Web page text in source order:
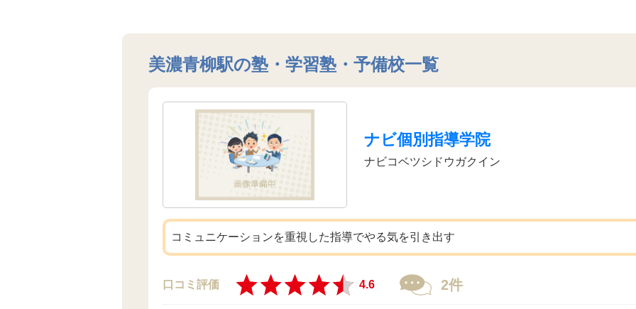
美濃青柳駅の塾・学習塾・予備校一覧
ナビ個別指導学院
ナビコベツシドウガクイン
コミュニケーションを重視した指導でやる気を引き出す
口コミ評価 4.6 2件